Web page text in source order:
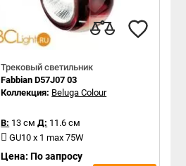
Трековый светильник
Fabbian D57J07 03
Коллекция: Beluga Colour
В: 13 см Д: 11.6 см
GU10 x 1 max 75W
Цена: По запросу